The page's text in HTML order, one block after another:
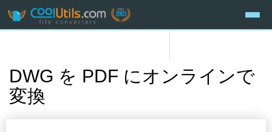
DWG を PDF にオンラインで
変換